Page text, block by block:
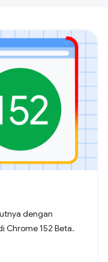
dengan
Chrome 152 Beta.